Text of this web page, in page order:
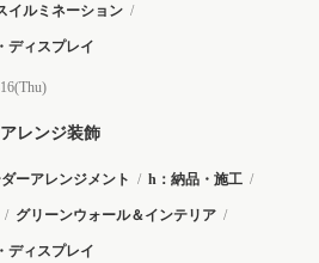
イルミネーション /
ディスプレイ
レンジ装飾
ーアレンジメント / h：納品・施工 /
/ グリーンウォール＆インテリア /
ディスプレイ